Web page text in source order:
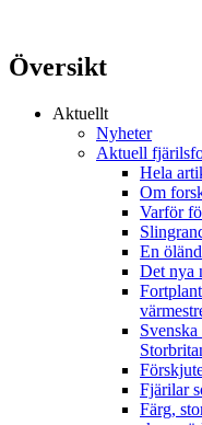
Översikt
Aktuellt
Nyheter
Aktuell
Hela
Om
Varför
En
Det nya
Fjärilar
Färg,